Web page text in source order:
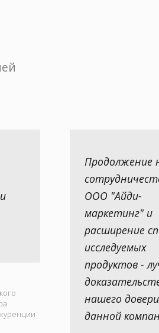
Продолжение
ООО "Айди-
маркетинг" и
расширение
исследуемых
продуктов -
нашего
данной